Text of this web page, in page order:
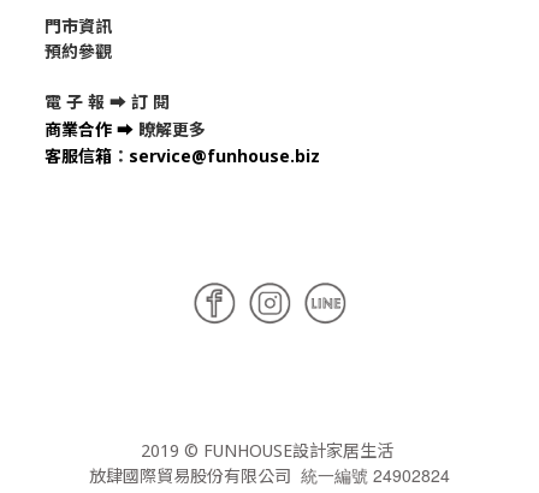
門市資訊
預約參觀
電 子 報 ➡ 訂 閱
商業合作 ➡ 瞭解更多
客服信箱 ： service@funhouse.biz
2019 © FUNHOUSE設計家居生活
放肆國際貿易股份有限公司 統一編號 24902824